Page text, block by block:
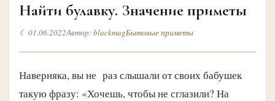
Найти булавку. Значение приметы
☾ 01.06.2022Автор:blackmagБытовые приметы
Наверняка, вы не раз слышали от своих бабушек
такую фразу: «Хочешь, чтобы не сглазили? На